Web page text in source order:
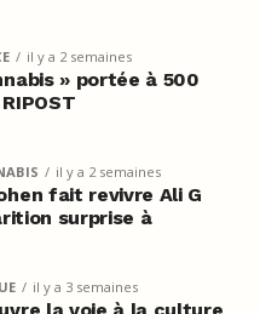
il y a 2 semaines
» portée à 500
il y a 2 semaines
fait revivre Ali G
surprise à
il y a 3 semaines